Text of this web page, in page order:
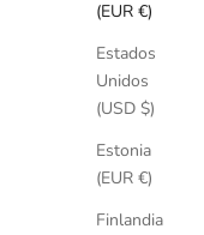
(EUR €)
Estados
Unidos
(USD $)
Estonia
(EUR €)
Finlandia
AGOTADO